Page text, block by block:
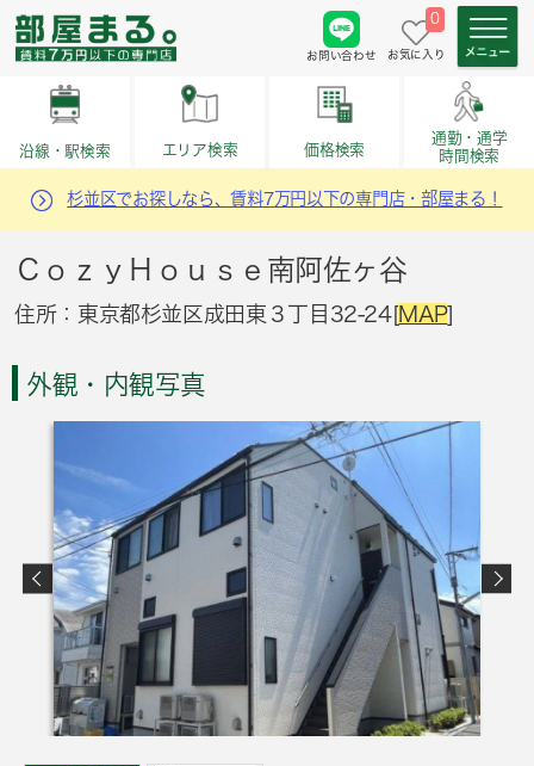
お問い合わせ
0
お気に入り
沿線・駅検索 エリア検索 価格検索
通勤・通学
時間検索
杉並区でお探しなら、賃料7万円以下の専門店・部屋まる！
ＣｏｚｙＨｏｕｓｅ南阿佐ヶ谷
住所：東京都杉並区成田東３丁目32-24[MAP]
外観・内観写真